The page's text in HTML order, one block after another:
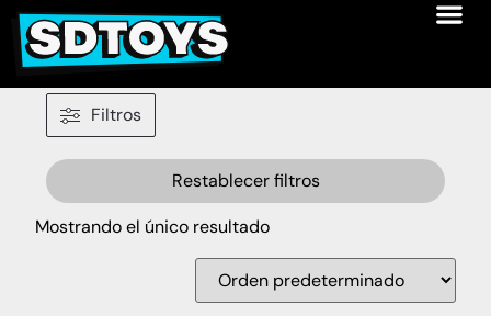
Filtros
Restablecer filtros
Mostrando el único resultado